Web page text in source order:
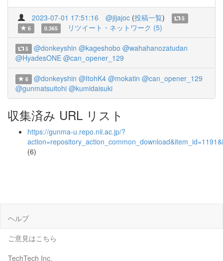
2023-07-01 17:51:16 @jijajoc (投稿一覧)
5
6
0.365 リツイート・ネットワーク (5)
5 @donkeyshin @kageshobo @wahahanozatudan
@HyadesONE @can_opener_129
6 @donkeyshin @ItohK4 @mokatin @can_opener_129
@gunmatsuitohi @kumidaisuki
収集済み URL リスト
https://gunma-u.repo.nii.ac.jp/?
(6)
ヘルプ
ご意見はこちら
TechTech Inc.